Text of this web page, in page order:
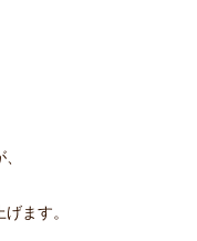
ます。